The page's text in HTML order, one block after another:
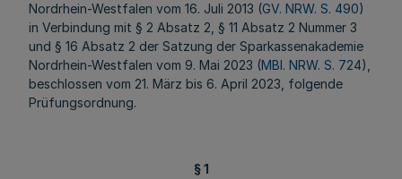
Nordrhein-Westfalen vom 16. Juli 2013 (GV. NRW. S. 490)
in Verbindung mit § 2 Absatz 2, § 11 Absatz 2 Nummer 3
und § 16 Absatz 2 der Satzung der Sparkassenakademie
Nordrhein-Westfalen vom 9. Mai 2023 (MBl. NRW. S. 724),
beschlossen vom 21. März bis 6. April 2023, folgende
Prüfungsordnung.
§ 1